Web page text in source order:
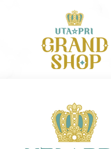
TOP